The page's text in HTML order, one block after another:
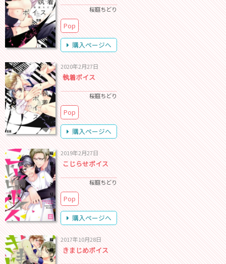
桜庭ちどり
Pop
購入ページへ
2020年2月27日
執着ボイス
桜庭ちどり
Pop
購入ページへ
2019年2月27日
こじらせボイス
桜庭ちどり
Pop
購入ページへ
2017年10月28日
きまじめボイス